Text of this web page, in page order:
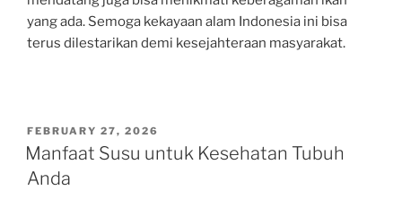
yang ada. Semoga kekayaan alam Indonesia ini bisa
terus dilestarikan demi kesejahteraan masyarakat.
POSTED
ON
FEBRUARY 27, 2026
Manfaat Susu untuk Kesehatan Tubuh
Anda